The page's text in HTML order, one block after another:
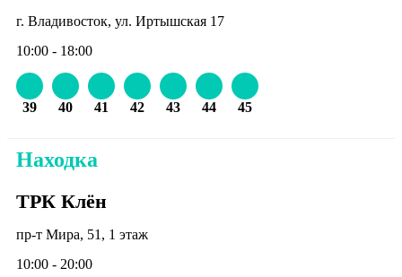
г. Владивосток, ул. Иртышская 17
10:00 - 18:00
39 40 41 42 43 44 45
Находка
ТРК Клён
пр-т Мира, 51, 1 этаж
10:00 - 20:00